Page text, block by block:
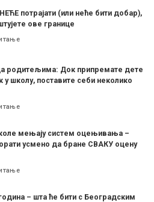
потрајати (или неће бити добар),
ове границе
родитељима: Док припремате дете
у школу, поставите себи неколико
мењају систем оцењивања –
усмено да бране СВАКУ оцену
– шта ће бити с Београдским